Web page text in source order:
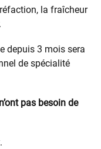
la fraîcheur
depuis 3 mois sera
de spécialité
pas besoin de